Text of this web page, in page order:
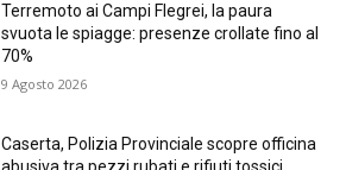
Terremoto ai Campi Flegrei, la paura
svuota le spiagge: presenze crollate fino al
70%
9 Agosto 2026
Caserta, Polizia Provinciale scopre officina
abusiva tra pezzi rubati e rifiuti tossici